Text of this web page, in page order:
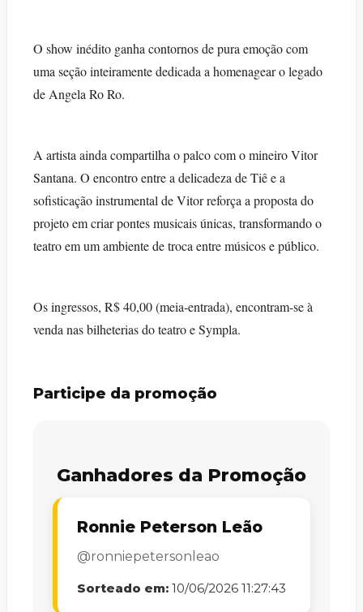
O show inédito ganha contornos de pura emoção com
uma seção inteiramente dedicada a homenagear o legado
de Angela Ro Ro.
A artista ainda compartilha o palco com o mineiro Vitor
Santana. O encontro entre a delicadeza de Tiê e a
sofisticação instrumental de Vitor reforça a proposta do
projeto em criar pontes musicais únicas, transformando o
teatro em um ambiente de troca entre músicos e público.
Os ingressos, R$ 40,00 (meia-entrada), encontram-se à
venda nas bilheterias do teatro e Sympla.
Participe da promoção
Ganhadores da Promoção
Ronnie Peterson Leão
@ronniepetersonleao
Sorteado em: 10/06/2026 11:27:43